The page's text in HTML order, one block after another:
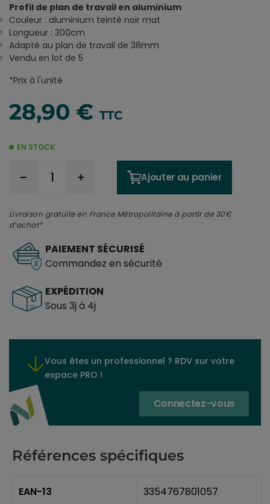
Profil de plan de travail en aluminium
Couleur : aluminium teinté noir mat
Longueur : 300cm
Adapté au plan de travail de 38mm
Vendu en lot de 5
*Prix à l'unité
28,90 € TTC
EN STOCK
Ajouter au panier
Livraison gratuite en France Métropolitaine à partir de 30€
d’achat*
PAIEMENT SÉCURISÉ
Commandez en sécurité
EXPÉDITION
Sous 3j à 4j
Vous êtes un professionnel ? RDV sur votre
espace PRO !
Connectez-vous
Références spécifiques
EAN-13 3354767801057